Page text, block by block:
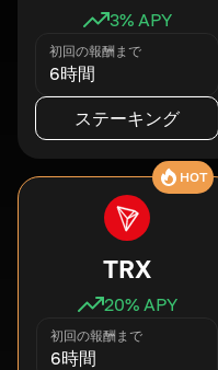
3% APY
初回の報酬まで
6時間
ステーキング
HOT
TRX
20% APY
初回の報酬まで
6時間